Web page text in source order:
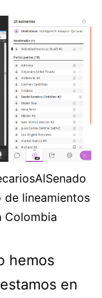
lineamientos
Colombia
hemos
en